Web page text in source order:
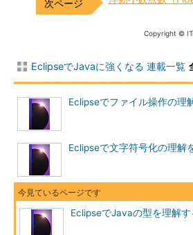
Copyright ©
EclipseでJavaに強くなる 連載一覧
Eclipseでファイル操作の理
Eclipseで文字符号化の理解
EclipseでJavaの型を理解す